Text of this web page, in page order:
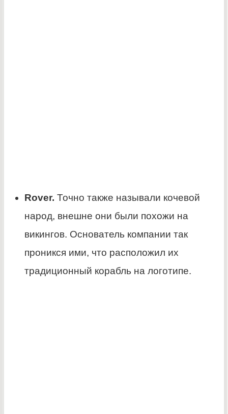
Rover. Точно также называли кочевой
народ, внешне они были похожи на
викингов. Основатель компании так
проникся ими, что расположил их
традиционный корабль на логотипе.